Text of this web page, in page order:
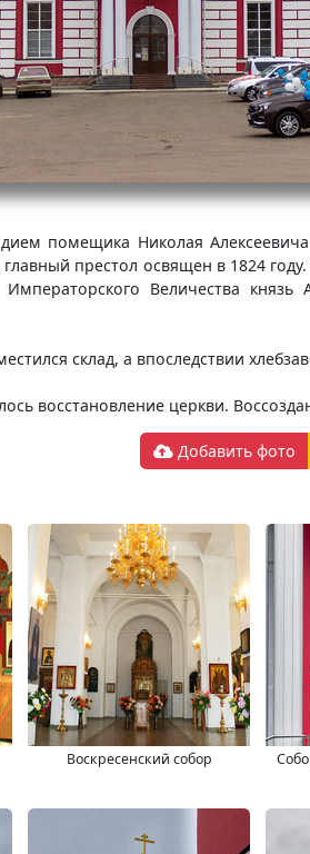
помещика Николая
престол освящен в 1824
Величества князь
склад, а впоследствии
восстановление церкви.
Добавить фото
Воскресенский собор